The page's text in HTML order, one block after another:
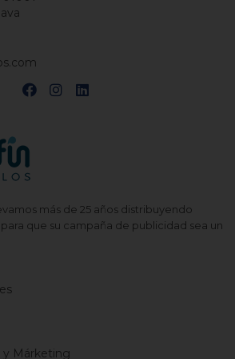
más de 25 años distribuyendo
que su campaña de publicidad sea un
y Márketing